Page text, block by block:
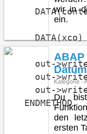
DATA(xco) =
out-
out-
out-
ENDMETHOD.
wir in
ein.
ABAP
Kategorie -
Du
den
ersten